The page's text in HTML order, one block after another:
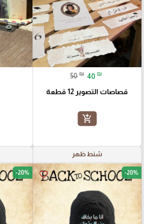
50 ₪ 40 ₪
قصاصات التصوير 12 قطعة
add_shopping_cart
شنط ظهر
favorite_border -20%
-20%